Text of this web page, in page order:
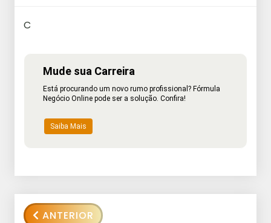
C
Mude sua Carreira
Está procurando um novo rumo profissional? Fórmula
Negócio Online pode ser a solução. Confira!
Saiba Mais
ANTERIOR